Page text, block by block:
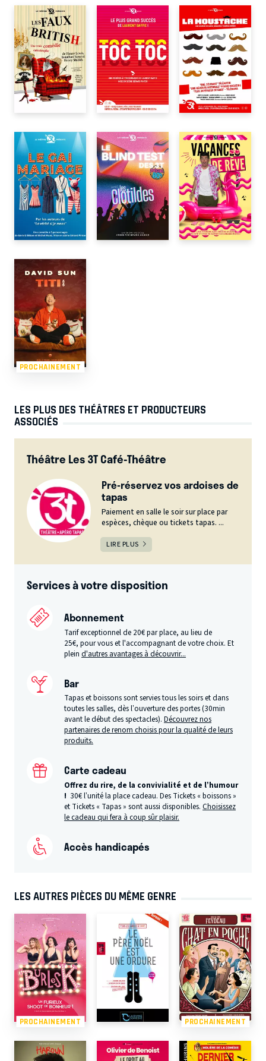
PROCHAINEMENT
LES PLUS DES THÉÂTRES ET PRODUCTEURS
ASSOCIÉS
Théâtre Les 3T Café-Théâtre
Pré-réservez vos ardoises de
tapas
Paiement en salle le soir sur place par
espèces, chèque ou tickets tapas. ...
LIRE PLUS
Services à votre disposition
Abonnement
Tarif exceptionnel de 20€ par place, au lieu de
25€, pour vous et l'accompagnant de votre choix. Et
pleind'autres avantages à découvrir...
Bar
Tapas et boissons sont servies tous les soirs et dans
toutes les salles, dès l’ouverture des portes (30min
avant le début des spectacles).Découvrez nos
partenaires de renom choisis pour la qualité de leurs
produits.
Carte cadeau
Offrez du rire, de la convivialité et de l’humour
! 30€ l’unité la place cadeau. Des Tickets « boissons »
et Tickets « Tapas » sont aussi disponibles.Choisissez
le cadeau qui fera à coup sûr plaisir.
Accès handicapés
LES AUTRES PIÈCES DU MÊME GENRE
PROCHAINEMENT PROCHAINEMENT